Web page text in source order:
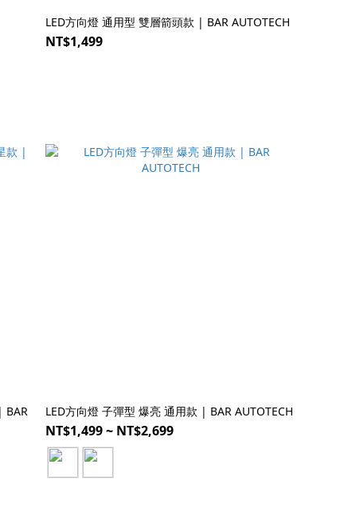
LED方向燈 通用型 雙層箭頭款 | BAR AUTOTECH
NT$1,499
BAR
LED方向燈 子彈型 爆亮 通用款 | BAR AUTOTECH
NT$1,499 ~ NT$2,699